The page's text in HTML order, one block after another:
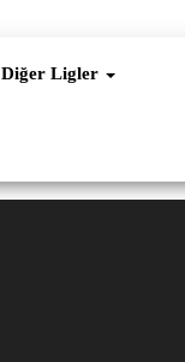
Diğer Ligler